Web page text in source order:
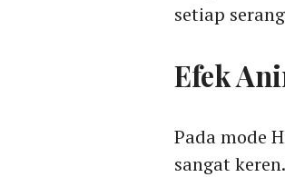
setiap
Efek
Pada mode
sangat